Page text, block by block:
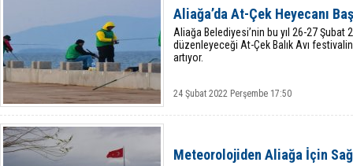
Aliağa’da At-Çek Heyecanı
Aliağa Belediyesi’nin bu yıl 26-27 Şubat
düzenleyeceği At-Çek Balık Avı
artıyor.
24 Şubat 2022 Perşembe 17:50
Meteorolojiden Aliağa İçin